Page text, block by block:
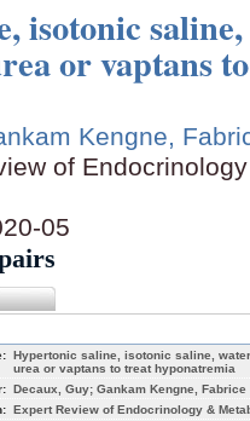
isotonic
or vaptans
Kengne,
of
05
Hypertonic saline, isotonic saline,
urea or vaptans to treat hyponatremia
Decaux, Guy; Gankam Kengne, Fabrice
Expert Review of Endocrinology &